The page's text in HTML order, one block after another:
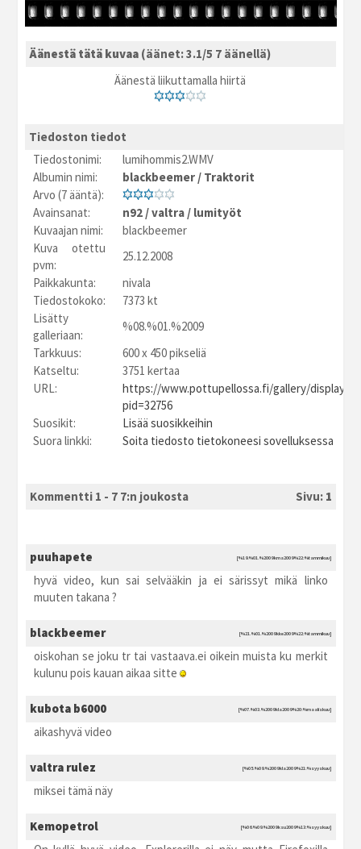
Äänestä tätä kuvaa (äänet: 3.1/5 7 äänellä)
Äänestä liikuttamalla hiirtä
Tiedoston tiedot
Tiedostonimi:
lumihommis2.WMV
Albumin nimi:
blackbeemer / Traktorit
Arvo (7 ääntä):
Avainsanat:
n92 /valtra / lumityöt
Kuvaajan nimi:
blackbeemer
Kuva otettu
pvm:
25.12.2008
Paikkakunta:
nivala
Tiedostokoko:
7373 kt
Lisätty
galleriaan:
%08.%01.%2009
Tarkkuus:
600 x 450 pikseliä
Katseltu:
3751 kertaa
URL:
https://www.pottupellossa.fi/gallery/
pid=32756
Suosikit:
Lisää suosikkeihin
Suora linkki:
Soita tiedosto tietokoneesi sovelluksessa
Kommentti 1 - 7 7:n joukosta Sivu: 1
puuhapete [%19.%01.%2009 kma2009 %22:%tammikuu]
hyvä video, kun sai selvääkin ja ei särissyt mikä linko
muuten takana ?
blackbeemer [%21.%01.%2009 kke2009 %22:%tammikuu]
oiskohan se joku tr tai vastaava.ei oikein muista ku merkit
kulunu pois kauan aikaa sitte
kubota b6000 [%07.%03.%2009 kla2009 %20:%maaliskuu]
aikashyvä video
valtra rulez [%05.%09.%2009 kla2009 %21:%syyskuu]
miksei tämä näy
Kemopetrol [%06.%09.%2009 ksu2009 %13:%syyskuu]